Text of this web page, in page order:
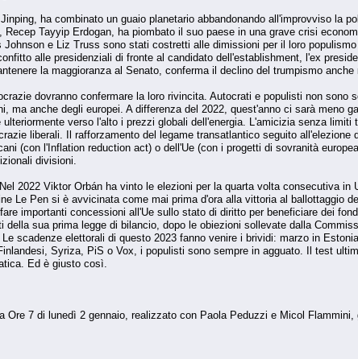
ha combinato un guaio planetario abbandonando all'improvviso la
Tayyip Erdogan, ha piombato il suo paese in una grave crisi
Johnson e Liz Truss sono stati costretti alle dimissioni per il loro
alle presidenziali di fronte al candidato dell'establishment, l'ex
la maggioranza al Senato, conferma il declino del trumpismo anche
dovranno confermare la loro rivincita. Autocrati e populisti non
ma anche degli europei. A differenza del 2022, quest'anno ci sarà meno
ulteriormente verso l'alto i prezzi globali dell'energia. L'amicizia senza
liberali. Il rafforzamento del legame transatlantico seguito
(con l'Inflation reduction act) o dell'Ue (con i progetti di sovranità
divisioni.
2022 Viktor Orbán ha vinto le elezioni per la quarta volta consecutiva
Le Pen si è avvicinata come mai prima d'ora alla vittoria al ballottaggio
importanti concessioni all'Ue sullo stato di diritto per beneficiare dei
della sua prima legge di bilancio, dopo le obiezioni sollevate dalla
scadenze elettorali di questo 2023 fanno venire i brividi: marzo in
Syriza, PiS o Vox, i populisti sono sempre in agguato. Il test
Ed è giusto così.
Ore 7 di lunedì 2 gennaio, realizzato con Paola Peduzzi e Micol Flammini,